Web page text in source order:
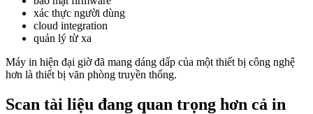
xác thực người dùng
cloud integration
quản lý từ xa
Máy in hiện đại giờ đã mang dáng dấp của một thiết bị công nghệ
hơn là thiết bị văn phòng truyền thống.
Scan tài liệu đang quan trọng hơn cả in